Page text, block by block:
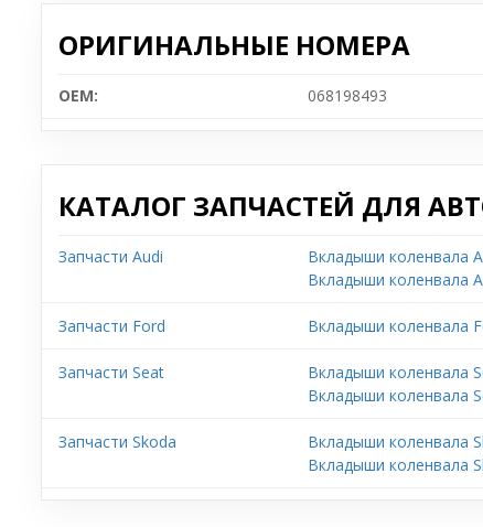
ОРИГИНАЛЬНЫЕ НОМЕРА
OEM: 068198493
КАТАЛОГ ЗАПЧАСТЕЙ ДЛЯ
Запчасти Audi Вкладыши коленвала
Вкладыши коленвала
Запчасти Ford Вкладыши коленвала
Запчасти Seat Вкладыши коленвала
Вкладыши коленвала
Запчасти Skoda Вкладыши коленвала
Вкладыши коленвала